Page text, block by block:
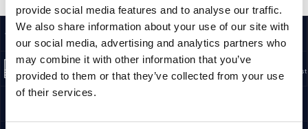
provide social media features and to analyse our traffic.
We also share information about your use of our site with
our social media, advertising and analytics partners who
may combine it with other information that you’ve
provided to them or that they’ve collected from your use
of their services.
JAKOŚĆ TO DLA NAS PRIORYTET
wytrzymałości, długowieczności materiałów i dbałości o detal.
US ORIGIN
Nasze korzenie sięgają San Diego z początku lat 90-tych XX wieku. Nasz styl jest
surowy, autentyczny i bezkompromisowy.